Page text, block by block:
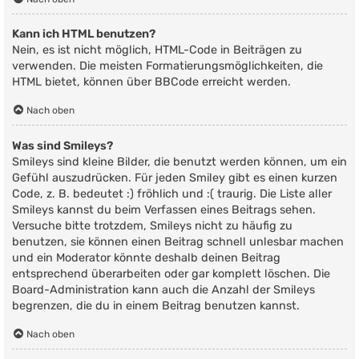
Kann ich HTML benutzen?
Nein, es ist nicht möglich, HTML-Code in Beiträgen zu
verwenden. Die meisten Formatierungsmöglichkeiten, die
HTML bietet, können über BBCode erreicht werden.
Nach oben
Was sind Smileys?
Smileys sind kleine Bilder, die benutzt werden können, um ein
Gefühl auszudrücken. Für jeden Smiley gibt es einen kurzen
Code, z. B. bedeutet :) fröhlich und :( traurig. Die Liste aller
Smileys kannst du beim Verfassen eines Beitrags sehen.
Versuche bitte trotzdem, Smileys nicht zu häufig zu
benutzen, sie können einen Beitrag schnell unlesbar machen
und ein Moderator könnte deshalb deinen Beitrag
entsprechend überarbeiten oder gar komplett löschen. Die
Board-Administration kann auch die Anzahl der Smileys
begrenzen, die du in einem Beitrag benutzen kannst.
Nach oben